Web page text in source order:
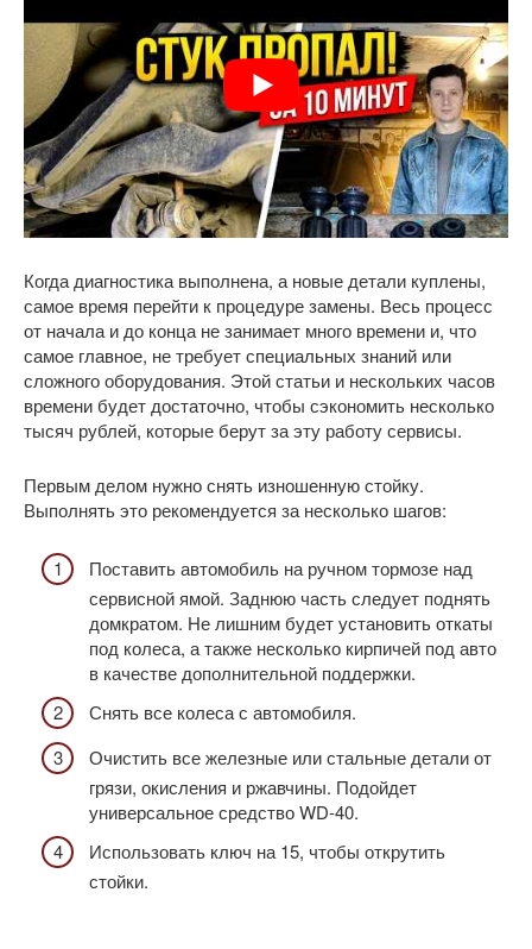
Когда диагностика выполнена, а новые детали куплены,
самое время перейти к процедуре замены. Весь процесс
от начала и до конца не занимает много времени и, что
самое главное, не требует специальных знаний или
сложного оборудования. Этой статьи и нескольких часов
времени будет достаточно, чтобы сэкономить несколько
тысяч рублей, которые берут за эту работу сервисы.
Первым делом нужно снять изношенную стойку.
Выполнять это рекомендуется за несколько шагов:
Поставить автомобиль на ручном тормозе над
сервисной ямой. Заднюю часть следует поднять
домкратом. Не лишним будет установить откаты
под колеса, а также несколько кирпичей под авто
в качестве дополнительной поддержки.
Снять все колеса с автомобиля.
Очистить все железные или стальные детали от
грязи, окисления и ржавчины. Подойдет
универсальное средство WD-40.
Использовать ключ на 15, чтобы открутить
стойки.